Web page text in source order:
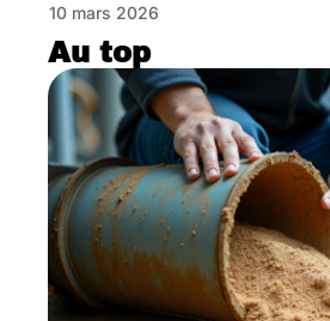
10 mars 2026
Au top